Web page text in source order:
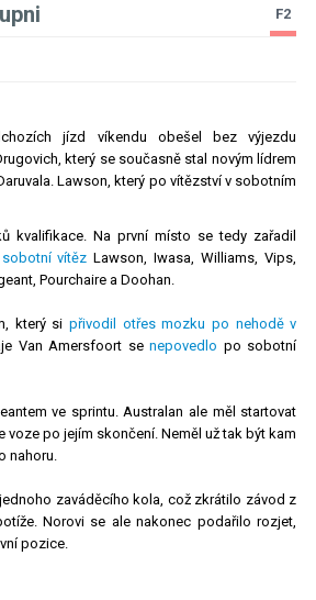
F2
jízd víkendu obešel bez výjezdu
který se současně stal novým lídrem
Lawson, který po vítězství v sobotním
kvalifikace. Na první místo se tedy zařadil
sobotní vítěz Lawson, Iwasa, Williams, Vips,
Pourchaire a Doohan.
který si přivodil otřes mozku po nehodě v
Van Amersfoort senepovedlo po sobotní
ve sprintu. Australan ale měl startovat
po jejím skončení. Neměl už tak být kam
nahoru.
zaváděcího kola, což zkrátilo závod z
Norovi se ale nakonec podařilo rozjet,
pozice.